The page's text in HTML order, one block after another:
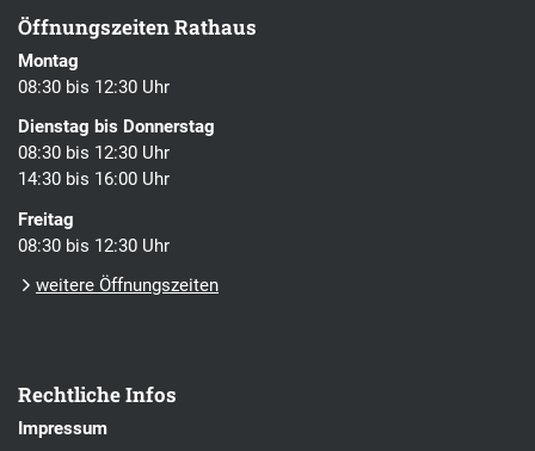
Öffnungszeiten Rathaus
Montag
08:30 bis 12:30 Uhr
Dienstag bis Donnerstag
08:30 bis 12:30 Uhr
14:30 bis 16:00 Uhr
Freitag
08:30 bis 12:30 Uhr
weitere Öffnungszeiten
Rechtliche Infos
Impressum